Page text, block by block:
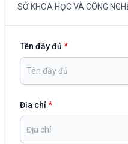
SỞ KHOA HỌC VÀ CÔNG
Tên đầy đủ *
Địa chỉ*